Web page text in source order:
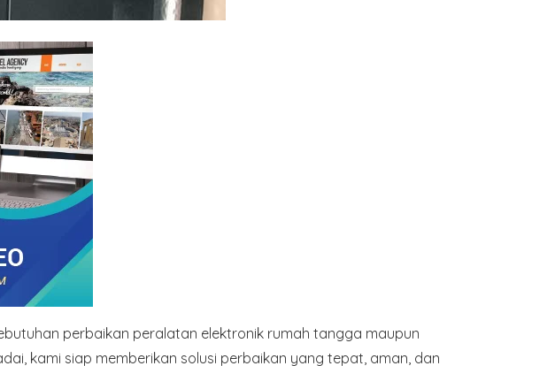
perbaikan peralatan elektronik rumah tangga maupun
kami siap memberikan solusi perbaikan yang tepat, aman, dan